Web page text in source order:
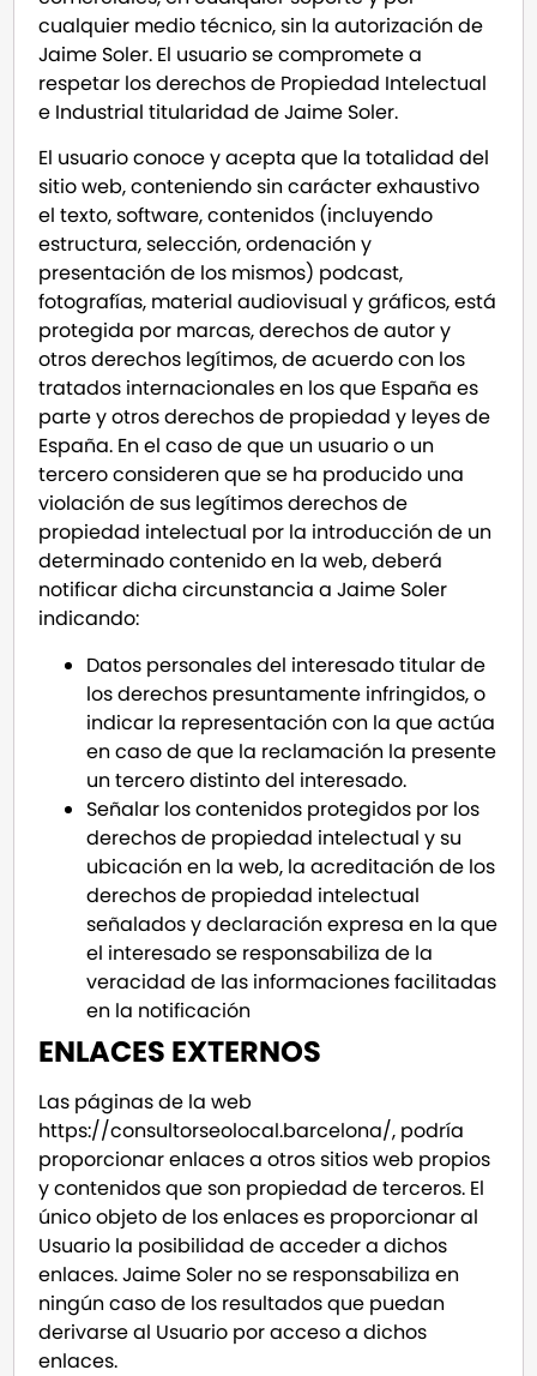
cualquier medio técnico, sin la autorización de
Jaime Soler. El usuario se compromete a
respetar los derechos de Propiedad Intelectual
e Industrial titularidad de Jaime Soler.
El usuario conoce y acepta que la totalidad del
sitio web, conteniendo sin carácter exhaustivo
el texto, software, contenidos (incluyendo
estructura, selección, ordenación y
presentación de los mismos) podcast,
fotografías, material audiovisual y gráficos, está
protegida por marcas, derechos de autor y
otros derechos legítimos, de acuerdo con los
tratados internacionales en los que España es
parte y otros derechos de propiedad y leyes de
España. En el caso de que un usuario o un
tercero consideren que se ha producido una
violación de sus legítimos derechos de
propiedad intelectual por la introducción de un
determinado contenido en la web, deberá
notificar dicha circunstancia a Jaime Soler
indicando:
Datos personales del interesado titular de
los derechos presuntamente infringidos, o
indicar la representación con la que actúa
en caso de que la reclamación la presente
un tercero distinto del interesado.
Señalar los contenidos protegidos por los
derechos de propiedad intelectual y su
ubicación en la web, la acreditación de los
derechos de propiedad intelectual
señalados y declaración expresa en la que
el interesado se responsabiliza de la
veracidad de las informaciones facilitadas
en la notificación
ENLACES EXTERNOS
Las páginas de la web
https://consultorseolocal.barcelona/, podría
proporcionar enlaces a otros sitios web propios
y contenidos que son propiedad de terceros. El
único objeto de los enlaces es proporcionar al
Usuario la posibilidad de acceder a dichos
enlaces. Jaime Soler no se responsabiliza en
ningún caso de los resultados que puedan
derivarse al Usuario por acceso a dichos
enlaces.